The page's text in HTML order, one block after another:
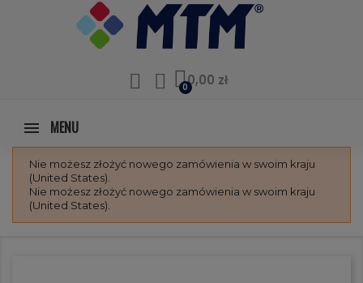
0,00 zł
MENU
Nie możesz złożyć nowego zamówienia w swoim kraju
(United States).
Nie możesz złożyć nowego zamówienia w swoim kraju
(United States).